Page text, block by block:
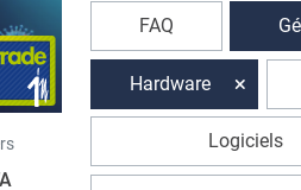
FAQ
Hardware
Logiciels